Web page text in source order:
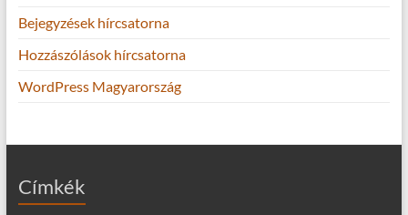
Bejegyzések hírcsatorna
Hozzászólások hírcsatorna
WordPress Magyarország
Címkék